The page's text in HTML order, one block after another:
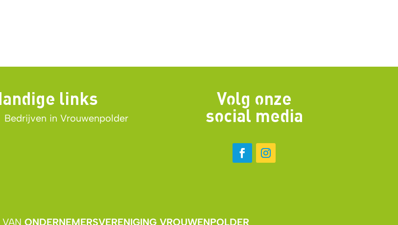
links
Bedrijven in Vrouwenpolder
Volg onze
social media
ONDERNEMERSVERENIGING VROUWENPOLDER